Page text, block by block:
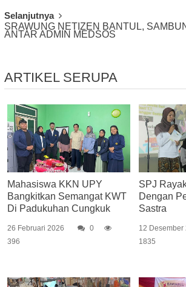
Selanjutnya
SRAWUNG NETIZEN BANTUL,
ANTAR ADMIN MEDSOS
ARTIKEL SERUPA
Mahasiswa KKN UPY
Bangkitkan Semangat KWT
Di Padukuhan Cungkuk
26 Februari 2026
0
396
SPJ
Dengan
Sastra
12 Desember
1835